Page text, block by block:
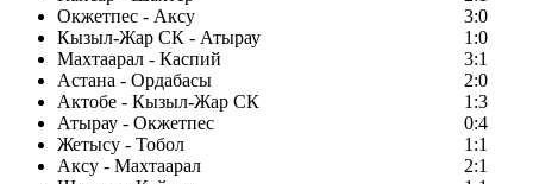
Окжетпес - Аксу
3:0
Кызыл-Жар СК - Атырау
1:0
Махтаарал - Каспий
3:1
Астана - Ордабасы
2:0
Актобе - Кызыл-Жар СК
1:3
Атырау - Окжетпес
0:4
Жетысу - Тобол
1:1
Аксу - Махтаарал
2:1